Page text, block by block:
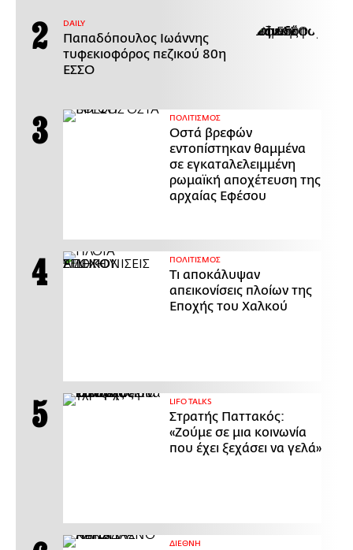
DAILY
Παπαδόπουλος Ιωάννης
τυφεκιοφόρος πεζικού 80η
ΕΣΣΟ
ΠΟΛΙΤΙΣΜΟΣ
Οστά βρεφών
εντοπίστηκαν θαμμένα
σε εγκαταλελειμμένη
ρωμαϊκή αποχέτευση της
αρχαίας Εφέσου
ΠΟΛΙΤΙΣΜΟΣ
Τι αποκάλυψαν
απεικονίσεις πλοίων της
Εποχής του Χαλκού
LIFO TALKS
Στρατής Παττακός:
«Ζούμε σε μια κοινωνία
που έχει ξεχάσει να γελά»
ΔΙΕΘΝΗ